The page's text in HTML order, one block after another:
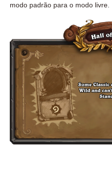
modo padrão para o modo livre.